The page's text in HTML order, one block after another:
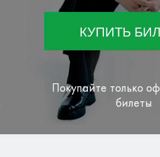
КУПИТЬ
Покупайте только
билеты